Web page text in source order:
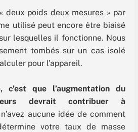
deux poids deux mesures » par
utilisé peut encore être biaisé
lesquelles il fonctionne. Nous
tombés sur un cas isolé
pour l’appareil.
c’est que l’augmentation du
devrait contribuer à
aucune idée de comment
votre taux de masse